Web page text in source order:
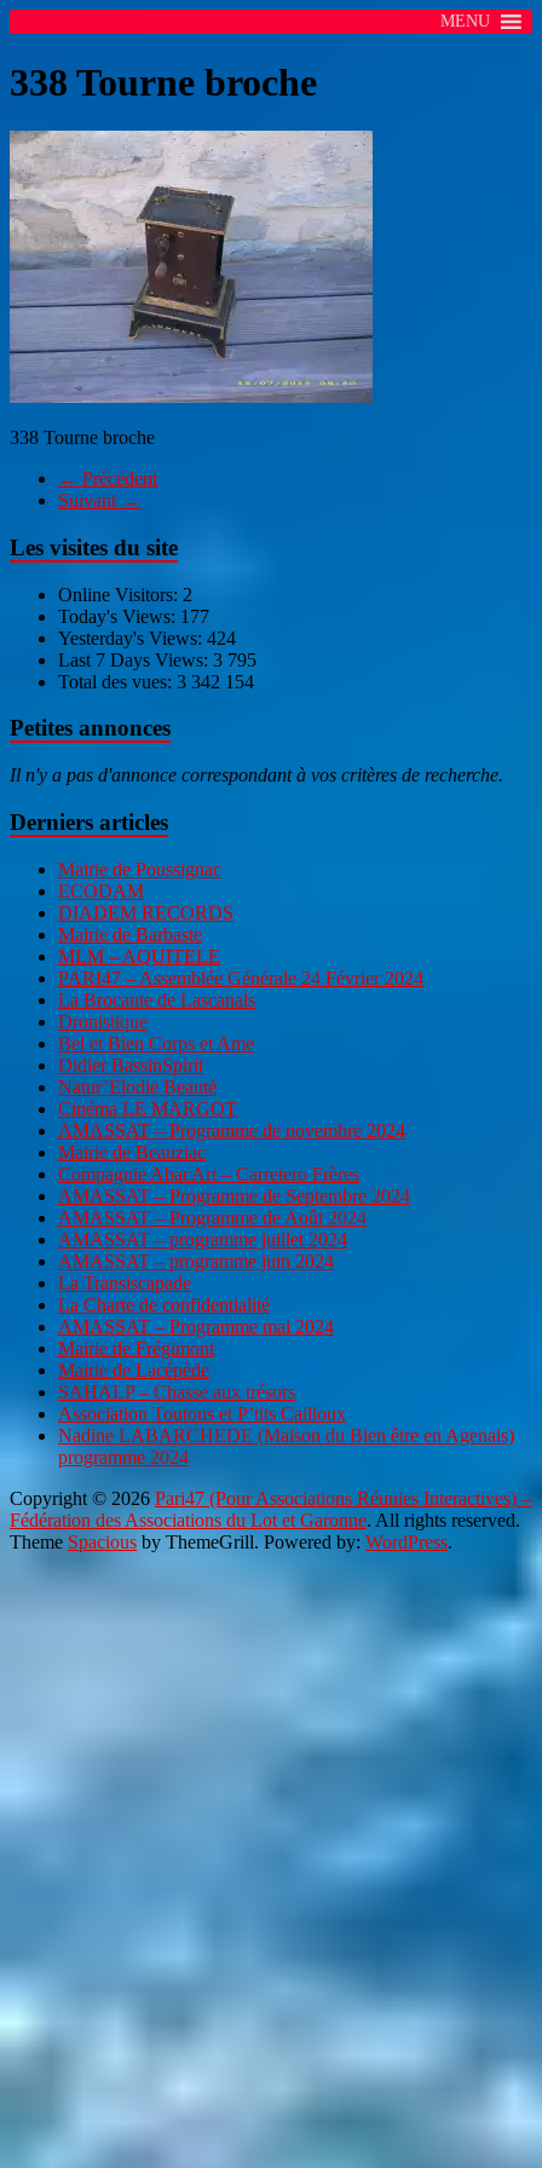
MENU
338 Tourne broche
338 Tourne broche
← Précédent
Suivant →
Les visites du site
Online Visitors: 2
Today's Views: 177
Yesterday's Views: 424
Last 7 Days Views: 3 795
Total des vues: 3 342 154
Petites annonces
Il n'y a pas d'annonce correspondant à vos critères de recherche.
Derniers articles
Mairie de Poussignac
ECODAM
DIADEM RECORDS
Mairie de Barbaste
MLM – AQUITELE
PARI47 – Assemblée Générale 24 Février 2024
La Brocante de Lascanals
Dronistique
Bel et Bien Corps et Ame
Didier BassinSpirit
Natur’Elodie Beauté
Cinéma LE MARGOT
AMASSAT – Programme de novembre 2024
Mairie de Beauziac
Compagnie AbacArt – Carretero Frères
AMASSAT – Programme de Septembre 2024
AMASSAT – Programme de Août 2024
AMASSAT – programme juillet 2024
AMASSAT – programme juin 2024
La Transiscapade
La Charte de confidentialité
AMASSAT – Programme mai 2024
Mairie de Frégimont
Mairie de Lacépède
SAHALP – Chasse aux trésors
Association Toutous et P’tits Cailloux
Nadine LABARCHEDE (Maison du Bien être en Agenais)
programme 2024
Copyright © 2026 Pari47 (Pour Associations Réunies Interactives) –
Fédération des Associations du Lot et Garonne. All rights reserved.
Theme Spacious by ThemeGrill. Powered by: WordPress.